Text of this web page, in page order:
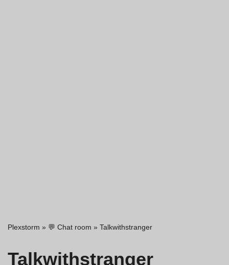
Plexstorm » 💬 Chat room » Talkwithstranger
Talkwithstranger